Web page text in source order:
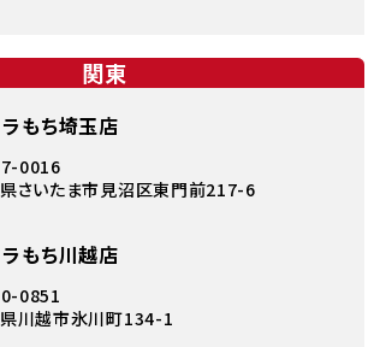
関東
もち埼玉店
0016
さいたま市見沼区東門前217-6
もち川越店
0851
川越市氷川町134-1